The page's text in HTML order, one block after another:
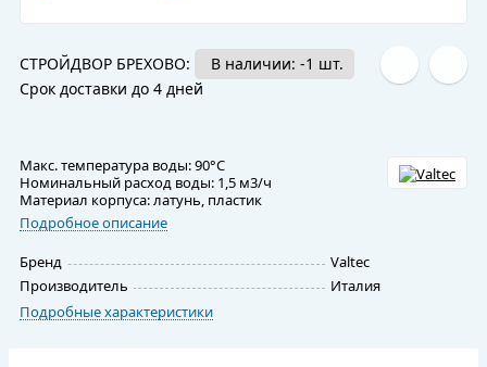
СТРОЙДВОР БРЕХОВО:
В наличии: -1 шт.
Срок доставки до 4 дней
Макс. температура воды: 90°С
Номинальный расход воды: 1,5 м3/ч
Материал корпуса: латунь, пластик
Подробное описание
Бренд
Valtec
Производитель
Италия
Подробные характеристики